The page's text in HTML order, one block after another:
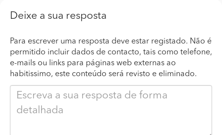
Deixe a sua resposta
Para escrever uma resposta deve estar registado. Não é
permitido incluir dados de contacto, tais como telefone,
e-mails ou links para páginas web externas ao
habitissimo, este conteúdo será revisto e eliminado.